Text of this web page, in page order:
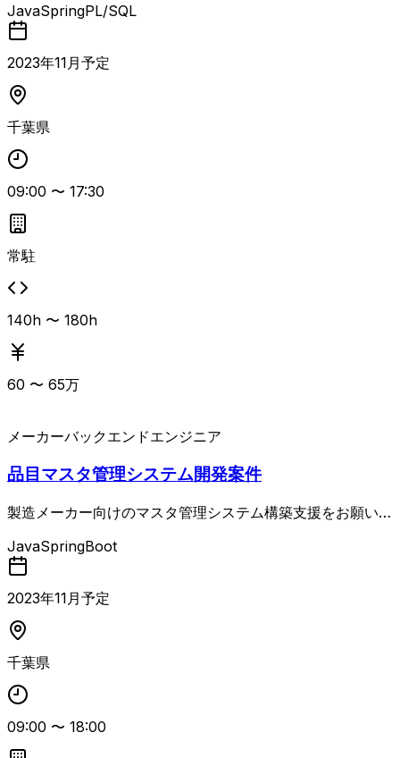
テムのカスタマイズに関する業務をお願い致します。 開発
手法：アジャイル 業務内容： ・新規機能開発 ・基本設計書
の作成 ・実装 ・テスト仕様書の作成 ・納品 ・改修 ・運
用・保守 etc.
JavaSpringPL/SQL
2023年11 月予定
千葉県
09:00 〜 17:30
常駐
140h 〜 180h
60 〜 65万
メーカーバックエンドエンジニア
品目マスタ管理システム開発案件
製造メーカー向けのマスタ管理システム構築支援をお願い致
設計を担当いただきます。 担当工程：要件定義、基本設
計、詳細設計 ※開発はオフショア（ベトナム）を利用予定
※テスト工程延長の可能性あり
JavaSpringBoot
2023年11月予定
千葉県
09:00 〜 18:00